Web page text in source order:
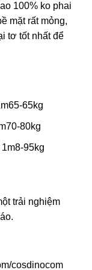
100% ko phai
mặt rất mỏng,
tơ tốt nhất để
65kg
80kg
95kg
trải nghiệm
cosdinocom